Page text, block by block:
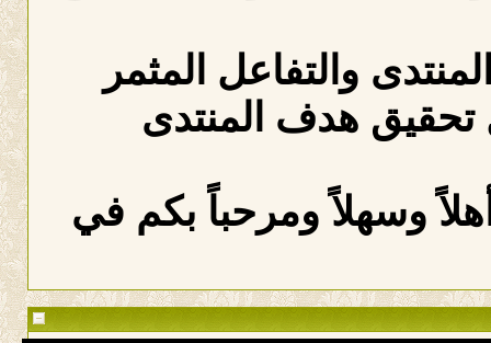
والتفاعل المثمر
هدف المنتدى
وسهلاً ومرحباً بكم في